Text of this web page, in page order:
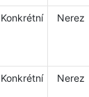
Konkrétní Nerez
Konkrétní Nerez